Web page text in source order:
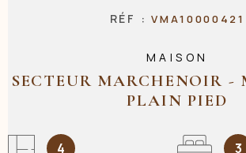
RÉF :VMA10000421
MAISON
SECTEUR MARCHENOIR -
PLAIN PIED
4 3